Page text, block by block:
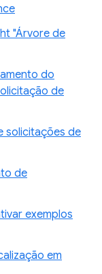
"Árvore de
do
de
solicitações de
de
exemplos
em